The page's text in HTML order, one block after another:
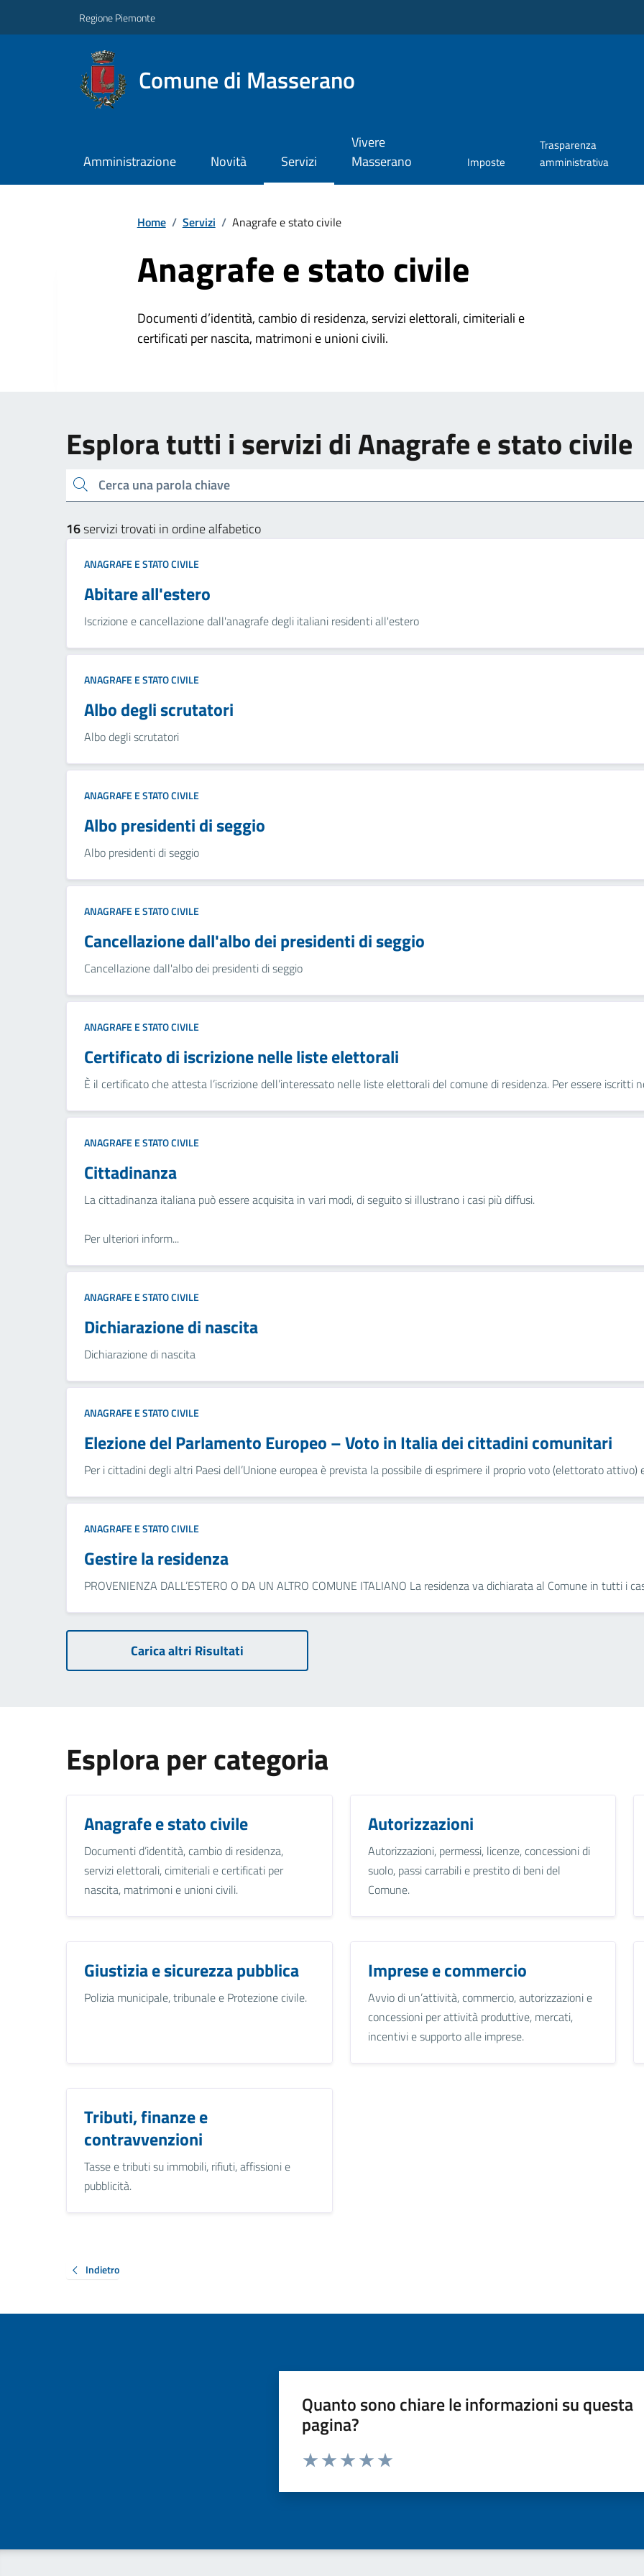
Regione Piemonte
Comune di Masserano
Amministrazione Novità Servizi
Vivere
Masserano
Imposte
Trasparenza
amministrativa
Home / Servizi / Anagrafe e stato civile
Anagrafe e stato civile
Documenti d’identità, cambio di residenza, servizi elettorali, cimiteriali e
certificati per nascita, matrimoni e unioni civili.
Esplora tutti i servizi di Anagrafe e stato civile
Cerca una parola chiave
16servizi trovati in ordine alfabetico
ANAGRAFE E STATO CIVILE
Abitare all'estero
Iscrizione e cancellazione dall'anagrafe degli italiani residenti all'estero
ANAGRAFE E STATO CIVILE
Albo degli scrutatori
Albo degli scrutatori
ANAGRAFE E STATO CIVILE
Albo presidenti di seggio
Albo presidenti di seggio
ANAGRAFE E STATO CIVILE
Cancellazione dall'albo dei presidenti di seggio
Cancellazione dall'albo dei presidenti di seggio
ANAGRAFE E STATO CIVILE
Certificato di iscrizione nelle liste elettorali
È il certificato che attesta l’iscrizione dell’interessato nelle liste elettorali del comune di residenza. Per essere iscritti
ANAGRAFE E STATO CIVILE
Cittadinanza
La cittadinanza italiana può essere acquisita in vari modi, di seguito si illustrano i casi più diffusi.
Per ulteriori inform...
ANAGRAFE E STATO CIVILE
Dichiarazione di nascita
Dichiarazione di nascita
ANAGRAFE E STATO CIVILE
Elezione del Parlamento Europeo – Voto in Italia dei cittadini comunitari
Per i cittadini degli altri Paesi dell’Unione europea è prevista la possibile di esprimere il proprio voto (elettorato attivo)
ANAGRAFE E STATO CIVILE
Gestire la residenza
PROVENIENZA DALL’ESTERO O DA UN ALTRO COMUNE ITALIANO La residenza va dichiarata al Comune in tutti i
Carica altri Risultati
Esplora per categoria
Anagrafe e stato civile
Documenti d’identità, cambio di residenza,
servizi elettorali, cimiteriali e certificati per
nascita, matrimoni e unioni civili.
Autorizzazioni
Autorizzazioni, permessi, licenze, concessioni di
suolo, passi carrabili e prestito di beni del
Comune.
Giustizia e sicurezza pubblica
Polizia municipale, tribunale e Protezione civile.
Imprese e commercio
Avvio di un’attività, commercio, autorizzazioni e
concessioni per attività produttive, mercati,
incentivi e supporto alle imprese.
Tributi, finanze e
contravvenzioni
Tasse e tributi su immobili, rifiuti, affissioni e
pubblicità.
Indietro
Quanto sono chiare le informazioni su questa
pagina?
Valuta da 1 a 5 stelle la pagina